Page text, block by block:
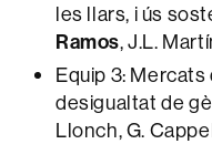
les llars, i ús
Ramos, J.L.
Equip 3:
desigualtat de
Llonch, G.